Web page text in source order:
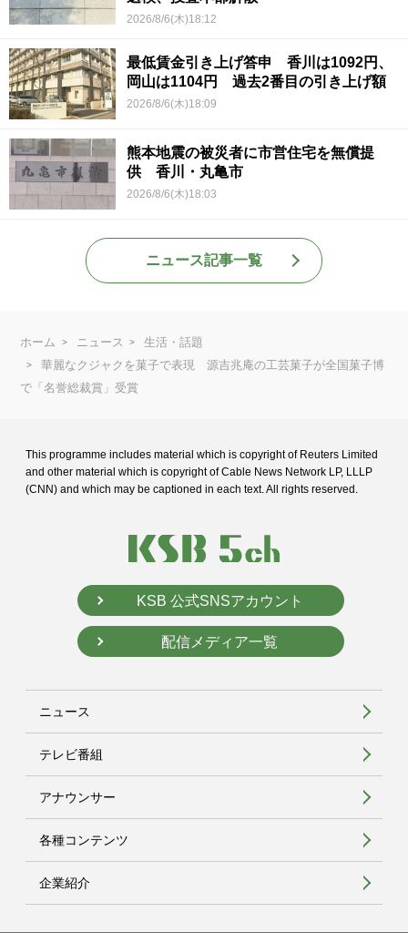
2026/8/6(木)18:12
最低賃金引き上げ答申 香川は1092円、
岡山は1104円 過去2番目の引き上げ額
2026/8/6(木)18:09
熊本地震の被災者に市営住宅を無償提
供 香川・丸亀市
2026/8/6(木)18:03
ニュース記事一覧
ホーム ニュース
生活・話題
華麗なクジャクを菓子で表現 源吉兆庵の工芸菓子が全国菓子博
で「名誉総裁賞」受賞
This programme includes material which is copyright of Reuters Limited
and other material which is copyright of Cable News Network LP, LLLP
(CNN) and which may be captioned in each text. All rights reserved.
KSB 公式SNSアカウント
配信メディア一覧
ニュース
テレビ番組
アナウンサー
各種コンテンツ
企業紹介